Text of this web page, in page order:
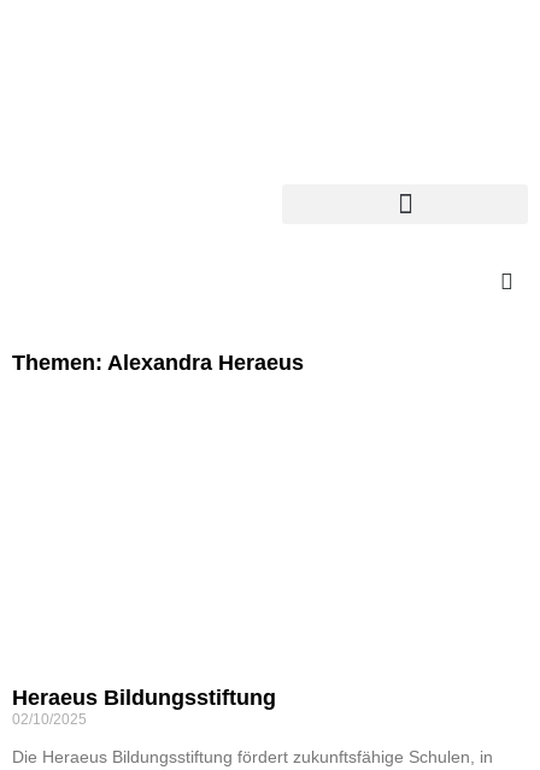
Themen: Alexandra Heraeus
Heraeus Bildungsstiftung
02/10/2025
Die Heraeus Bildungsstiftung fördert zukunftsfähige Schulen, in